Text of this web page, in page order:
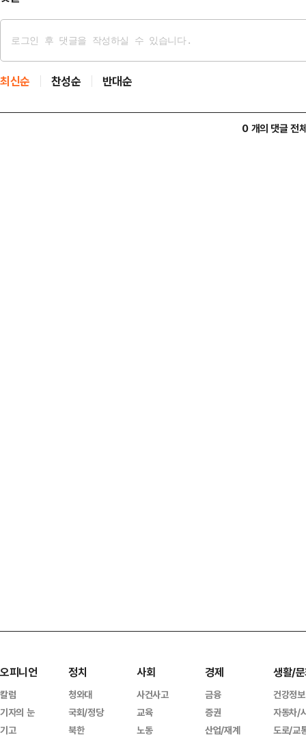
최신순 찬성순 반대순
0 개의 댓글 전
오피니언
칼럼
기자의 눈
기고
정치
청와대
국회/정당
북한
사회
사건사고
교육
노동
경제
금융
증권
산업/재계
생활/
건강정보
자동차/
도로/교